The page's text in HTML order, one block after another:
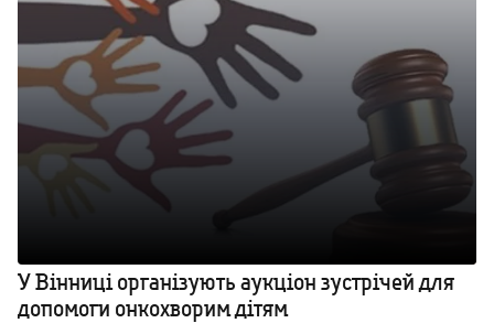
У Вінниці організують аукціон зустрічей для
допомоги онкохворим дітям